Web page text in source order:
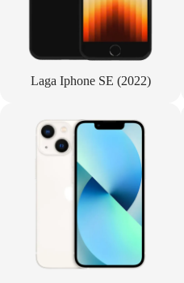
Laga Iphone SE (2022)